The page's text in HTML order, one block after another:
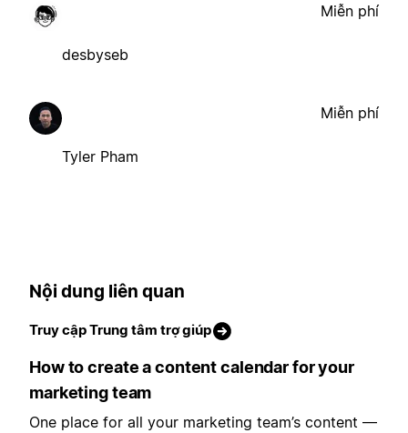
desbyseb
Miễn phí
Tyler Pham
Miễn phí
Nội dung liên quan
Truy cập Trung tâm trợ giúp
How to create a content calendar for your
marketing team
One place for all your marketing team’s content —